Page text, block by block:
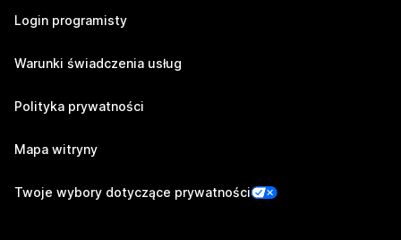
Login programisty
Warunki świadczenia usług
Polityka prywatności
Mapa witryny
Twoje wybory dotyczące prywatności